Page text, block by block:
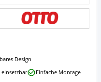
Design
einsetzbar Einfache Montage